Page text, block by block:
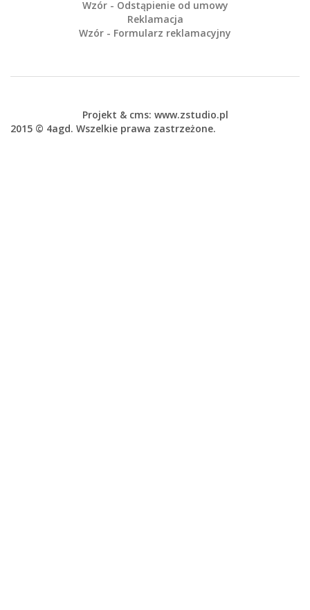
Wzór - Odstąpienie od umowy
Reklamacja
Wzór - Formularz reklamacyjny
Projekt & cms: www.zstudio.pl
2015 © 4agd. Wszelkie prawa zastrzeżone.